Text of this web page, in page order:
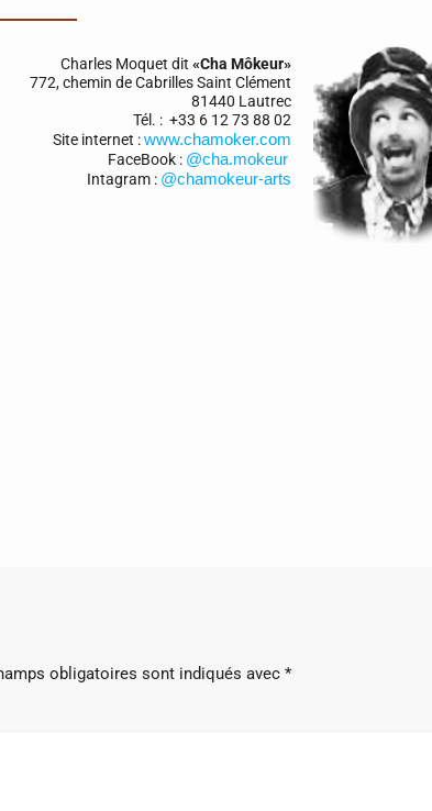
Charles Moquet dit«Cha Môkeur»
772, chemin de Cabrilles Saint Clément
81440 Lautrec
Tél. : +33 6 12 73 88 02
Site internet :www.chamoker.com
FaceBook : @cha.mokeur
Intagram : @chamokeur-arts
obligatoires sont indiqués avec*